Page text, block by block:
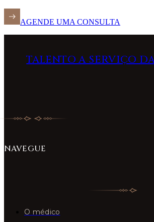
AGENDE UMA CONSULTA
TALENTO A SERVIÇO
NAVEGUE
O médico